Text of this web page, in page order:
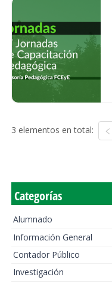
3 elementos en total:
Categorías
Alumnado
Información General
Contador Público
Investigación